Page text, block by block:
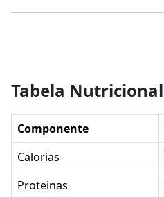
Tabela Nutricional
Componente
Calorias
Proteinas